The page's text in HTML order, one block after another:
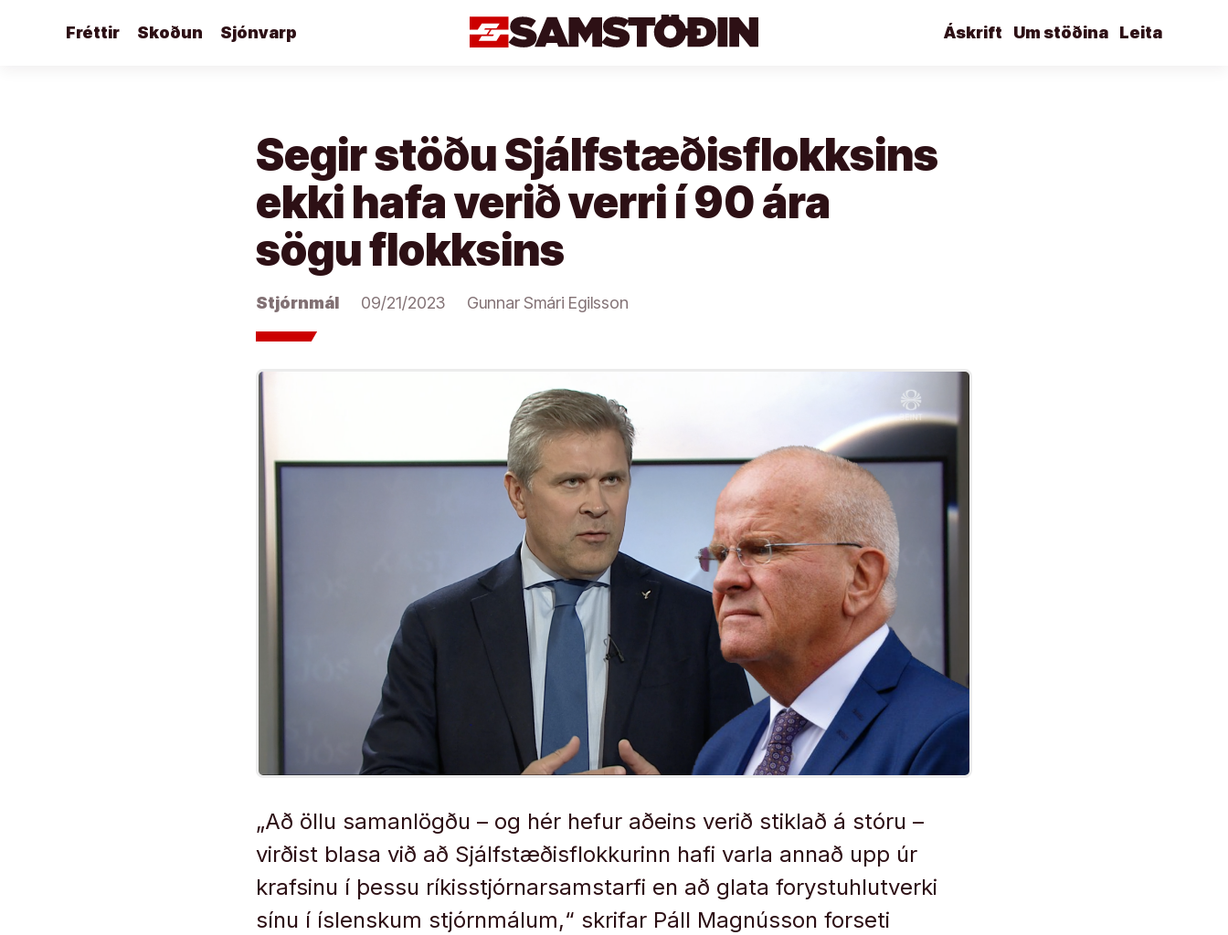
Fréttir Skoðun Sjónvarp Leita
Um stöðina
Áskrift
Segir stöðu Sjálfstæðisflokksins
ekki hafa verið verri í 90 ára
sögu flokksins
Stjórnmál 09/21/2023 Gunnar Smári Egilsson
„Að öllu sam­an­lögðu – og hér hef­ur aðeins verið stiklað á stóru –
virðist blasa við að Sjálf­stæðis­flokk­ur­inn hafi varla annað upp úr
krafs­inu í þessu rík­is­stjórn­ar­sam­starfi en að glata for­ystu­hlut­verki
sínu í ís­lensk­um stjórn­mál­um,“ skrifar Páll Magnússon forseti